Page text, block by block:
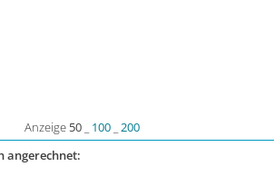
Anzeige 50 100
200
angerechnet: